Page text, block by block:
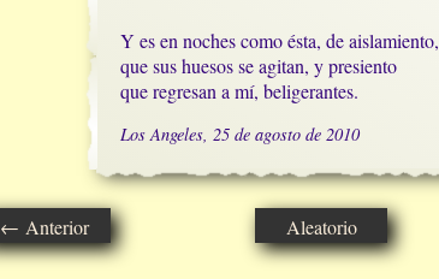
Y es en noches como ésta, de aislamiento,
que sus huesos se agitan, y presiento
que regresan a mí, beligerantes.
Los Angeles, 25 de agosto de 2010
← Anterior Aleatorio